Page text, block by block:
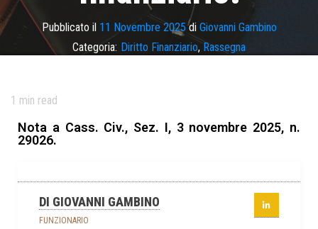
Pubblicato il 11 Novembre 2025di Giovanni Gambino
Categoria: Diritto Finanziario, Rassegna
1 min read
Nota a Cass. Civ., Sez. I, 3 novembre 2025, n.
29026.
DI GIOVANNI GAMBINO
FUNZIONARIO